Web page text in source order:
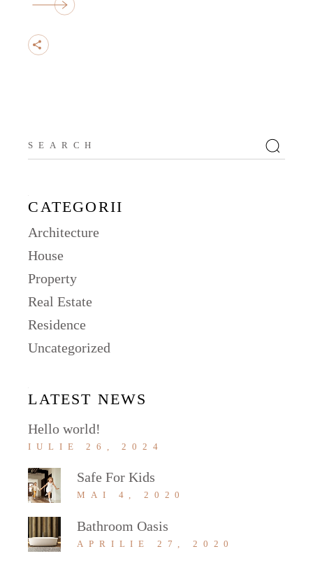
Search
for:
CATEGORII
Architecture
House
Property
Real Estate
Residence
Uncategorized
LATEST NEWS
Hello world!
IULIE 26, 2024
Safe For Kids
MAI 4, 2020
Bathroom Oasis
APRILIE 27, 2020